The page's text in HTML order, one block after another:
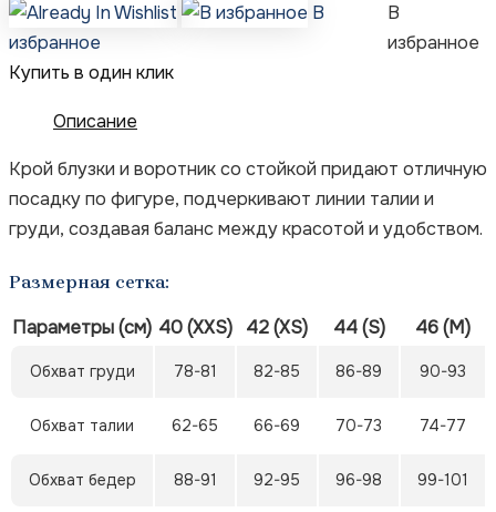
В
избранное
В
избранное
Купить в один клик
Описание
Крой блузки и воротник со стойкой придают отличную
посадку по фигуре, подчеркивают линии талии и
груди, создавая баланс между красотой и удобством.
Размерная сетка:
Параметры (см) 40 (XXS) 42 (XS) 44 (S) 46 (M)
Обхват груди 78-81 82-85 86-89 90-93
Обхват талии 62-65 66-69 70-73 74-77
Обхват бедер 88-91 92-95 96-98 99-101